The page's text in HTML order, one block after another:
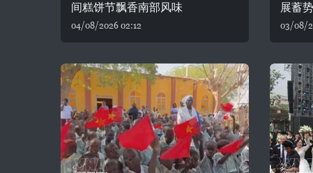
间糕饼节飘香南部风味
04/08/2026 02:12
展蓄
03/08/